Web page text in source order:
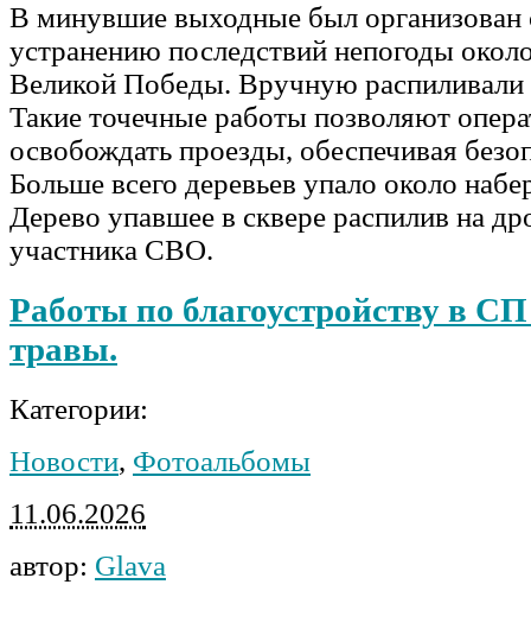
В минувшие выходные был организован
устранению последствий непогоды
Великой Победы. Вручную распиливали
Такие точечные работы позволяют
освобождать проезды, обеспечивая
Больше всего деревьев упало около
Дерево упавшее в сквере распилив на
участника СВО.
Работы по благоустройству в
травы.
Категории:
Новости, Фотоальбомы
11.06.2026
автор: Glava